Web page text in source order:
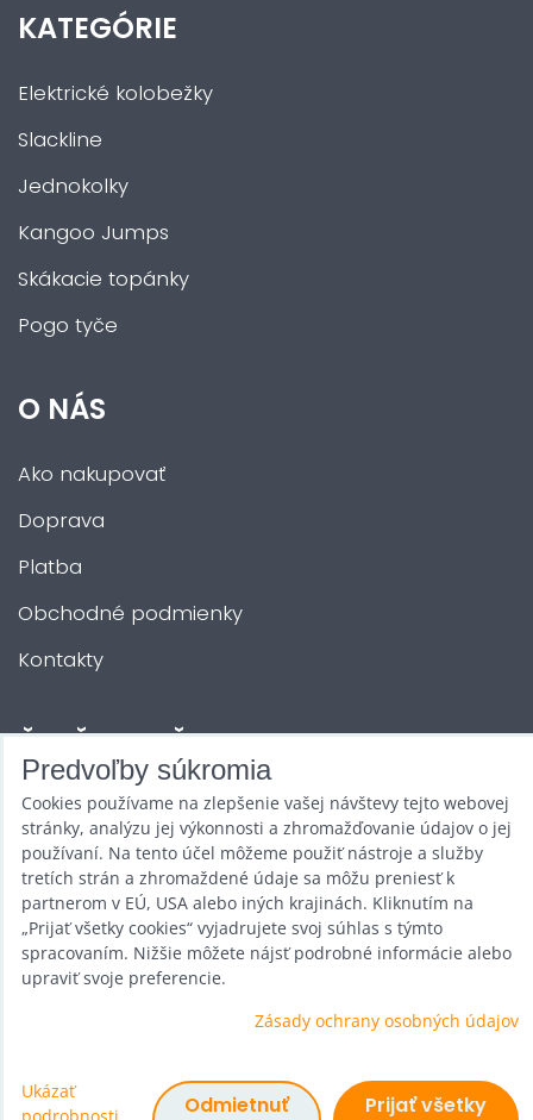
KATEGÓRIE
Elektrické kolobežky
Slackline
Jednokolky
Kangoo Jumps
Skákacie topánky
Pogo tyče
O NÁS
Ako nakupovať
Doprava
Platba
Obchodné podmienky
Kontakty
ĎALŠIE SLUŽBY
Zábava na Vašu akciu
Požičovňa
Promotéri
Kurzy a stretnutia
Veľkoobchod
Predvoľby súkromia
Predvoľby súkromia
Cookies používame na zlepšenie vašej návštevy tejto webovej
stránky, analýzu jej výkonnosti a zhromažďovanie údajov o jej
používaní. Na tento účel môžeme použiť nástroje a služby
tretích strán a zhromaždené údaje sa môžu preniesť k
partnerom v EÚ, USA alebo iných krajinách. Kliknutím na
„Prijať všetky cookies“ vyjadrujete svoj súhlas s týmto
spracovaním. Nižšie môžete nájsť podrobné informácie alebo
upraviť svoje preferencie.
Zásady ochrany osobných údajov
Ukázať
Prijať všetky
Odmietnuť